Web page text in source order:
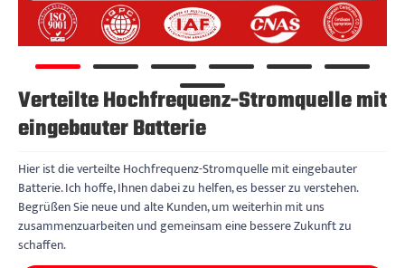
Verteilte Hochfrequenz-Stromquelle mit
eingebauter Batterie
Hier ist die verteilte Hochfrequenz-Stromquelle mit eingebauter
Batterie. Ich hoffe, Ihnen dabei zu helfen, es besser zu verstehen.
Begrüßen Sie neue und alte Kunden, um weiterhin mit uns
zusammenzuarbeiten und gemeinsam eine bessere Zukunft zu
schaffen.